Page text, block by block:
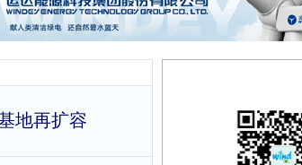
地再扩容